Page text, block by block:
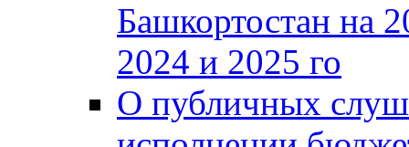
Башкортостан на
2024 и 2025 го
О публичных